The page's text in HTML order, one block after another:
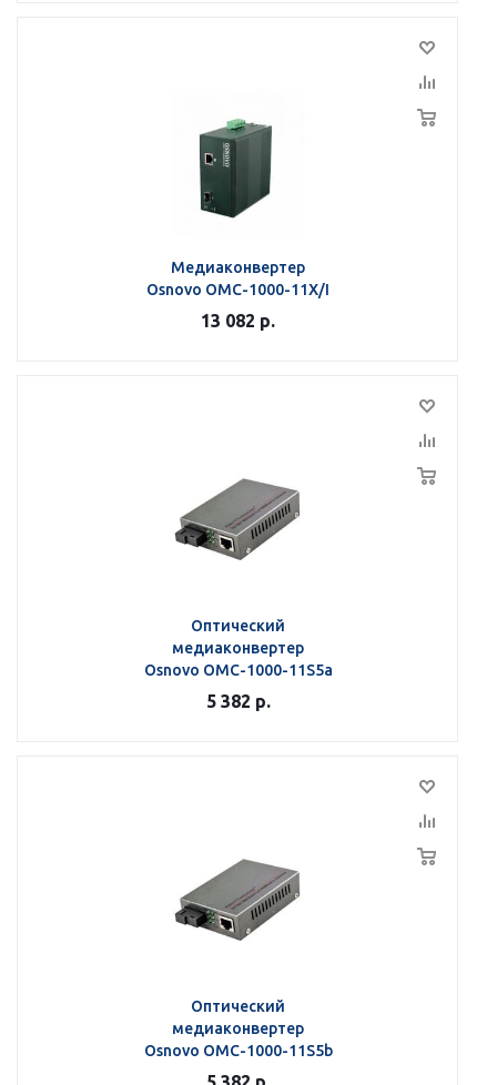
Медиаконвертер
Osnovo OMC-1000-11X/I
13 082 р.
Оптический
медиаконвертер
Osnovo OMC-1000-11S5a
5 382 р.
Оптический
медиаконвертер
Osnovo OMC-1000-11S5b